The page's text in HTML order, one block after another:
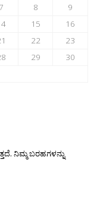
7 8
9
15
16
22
23
29
30
ನಿಮ್ಮ ಬರಹಗಳನ್ನು